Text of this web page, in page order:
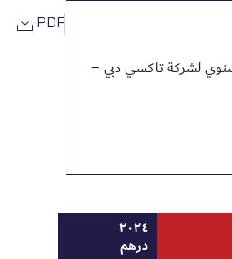
PDF
٢٠٢٤
درهم
لشركة تاكسي دبي –